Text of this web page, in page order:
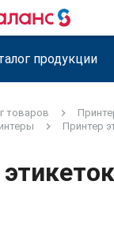
продукции
товаров
Принтер